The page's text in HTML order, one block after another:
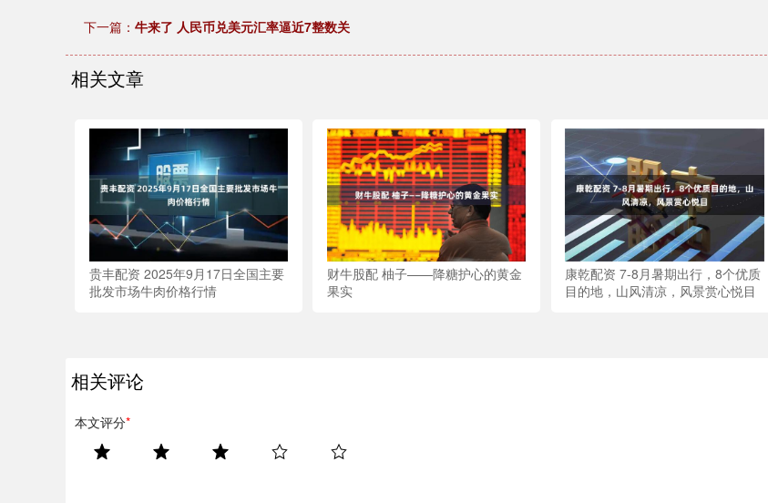
下一篇： 牛来了 人民币兑美元汇率逼近7整数关
相关文章
贵丰配资 2025年9月17日全国主要
批发市场牛肉价格行情
财牛股配 柚子——降糖护心的黄金
果实
康乾配资 7-8月暑期出行，8个优质
目的地，山风清凉，风景赏心悦目
相关评论
本文评分*